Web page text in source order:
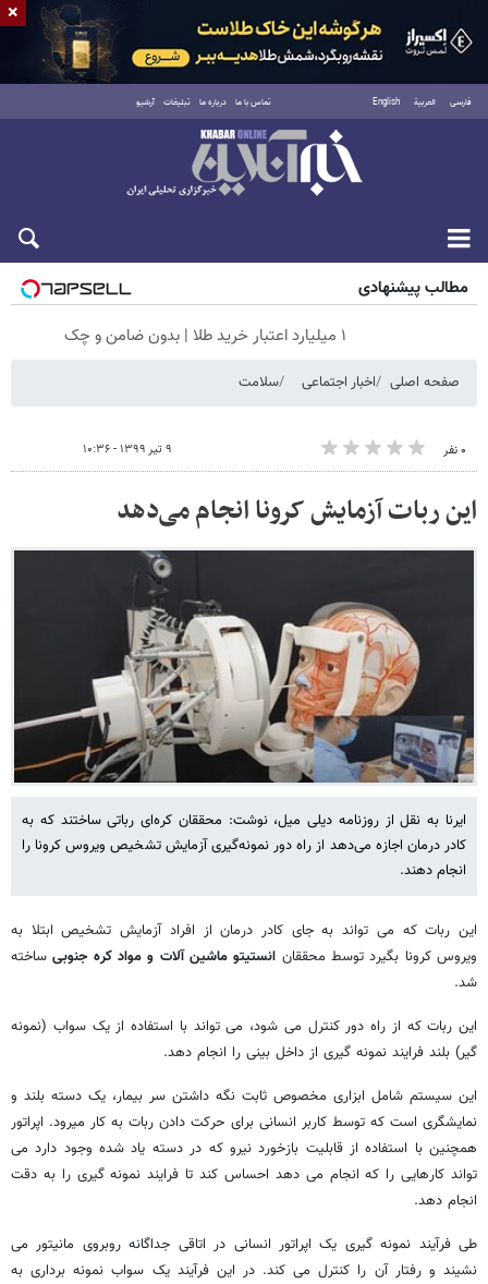
فارسی العربية English تماس با ما درباره ما تبلیغات آرشیو
جمعه ۱۶ مرداد ۱۴۰۵
مطالب پیشنهادی
۱ میلیارد اعتبار خرید طلا | بدون ضامن و چک
صفحه اصلی اخبار اجتماعی سلامت
۰ نفر ۹ تیر ۱۳۹۹ - ۱۰:۳۶
این ربات آزمایش کرونا انجام می‌دهد
ایرنا به نقل از روزنامه دیلی میل، نوشت: محققان کره‌ای رباتی ساختند که به
کادر درمان اجازه می‌دهد از راه دور نمونه‌گیری آزمایش تشخیص ویروس کرونا را
انجام دهند.
این ربات که می تواند به جای کادر درمان از افراد آزمایش تشخیص ابتلا به
ویروس کرونا بگیرد توسط محققان انستیتو ماشین آلات و مواد کره جنوبیساخته
شد.
این ربات که از راه دور کنترل می شود، می تواند با استفاده از یک سواب (نمونه
گیر) بلند فرایند نمونه گیری از داخل بینی را انجام دهد.
این سیستم شامل ابزاری مخصوص ثابت نگه داشتن سر بیمار، یک دسته بلند و
نمایشگری است که توسط کاربر انسانی برای حرکت دادن ربات به کار میرود. اپراتور
همچنین با استفاده از قابلیت بازخورد نیرو که در دسته یاد شده وجود دارد می
تواند کارهایی را که انجام می دهد احساس کند تا فرایند نمونه گیری را به دقت
انجام دهد.
طی فرآیند نمونه گیری یک اپراتور انسانی در اتاقی جداگانه روبروی مانیتور می
نشیند و رفتار آن را کنترل می کند. در این فرآیند یک سواب نمونه برداری به
×